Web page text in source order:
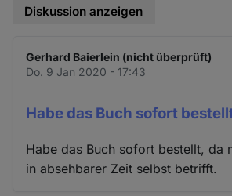
Diskussion anzeigen
Gerhard Baierlein (nicht überprüft)
Do. 9 Jan 2020 - 17:43
Habe das Buch sofort
Habe das Buch sofort bestellt, da
in absehbarer Zeit selbst betrifft.